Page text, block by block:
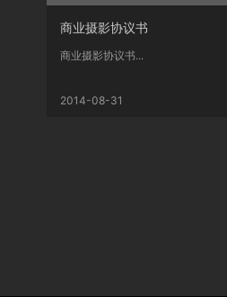
商业摄影协议书
商业摄影协议书...
2014-08-31